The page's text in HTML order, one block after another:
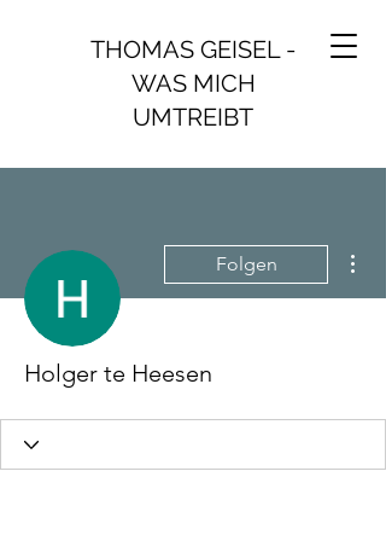
THOMAS GEISEL -
WAS MICH
UMTREIBT
Folgen
Holger te Heesen